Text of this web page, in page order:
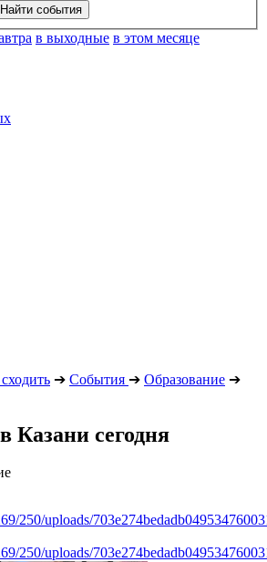
в выходные в этом месяце
➔ События ➔ Образование ➔
Казани сегодня
250/uploads/
250/uploads/